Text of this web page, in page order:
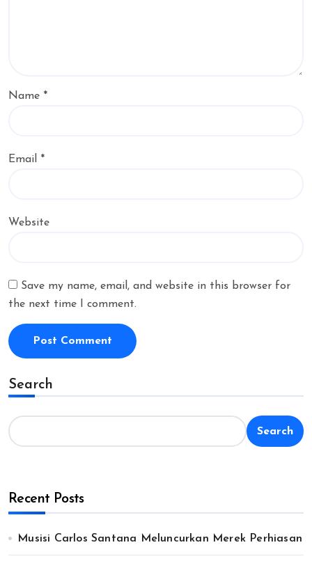
Name *
Email *
Website
Save my name, email, and website in this browser for
the next time I comment.
Search
Search
Recent Posts
Musisi Carlos Santana Meluncurkan Merek Perhiasan